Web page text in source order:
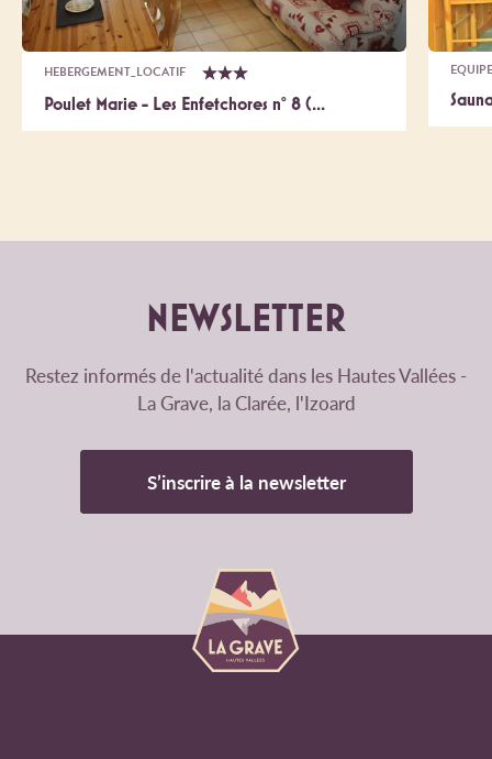
HEBERGEMENT_LOCATIF
Poulet Marie - Les Enfetchores n° 8 (...
NEWSLETTER
Restez informés de l'actualité dans les Hautes Vallées -
La Grave, la Clarée, l'Izoard
S’inscrire à la newsletter